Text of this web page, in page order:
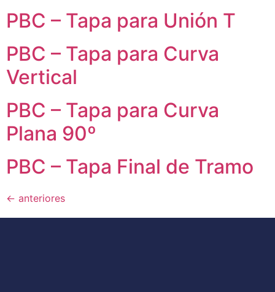
PBC – Tapa para Unión T
PBC – Tapa para Curva
Vertical
PBC – Tapa para Curva
Plana 90º
PBC – Tapa Final de Tramo
← anteriores